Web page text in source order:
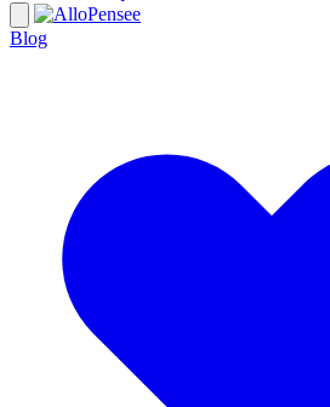
Blog